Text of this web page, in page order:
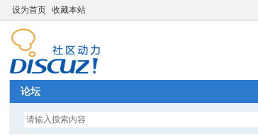
设为首页 收藏本站
论坛